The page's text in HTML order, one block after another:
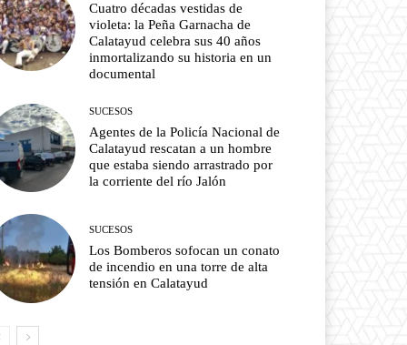
Cuatro décadas vestidas de
violeta: la Peña Garnacha de
Calatayud celebra sus 40 años
inmortalizando su historia en un
documental
SUCESOS
Agentes de la Policía Nacional de
Calatayud rescatan a un hombre
que estaba siendo arrastrado por
la corriente del río Jalón
SUCESOS
Los Bomberos sofocan un conato
de incendio en una torre de alta
tensión en Calatayud